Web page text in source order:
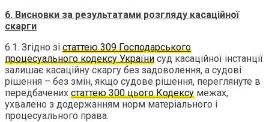
6. Висновки за результатами розгляду касаційної
скарги
6.1. Згідно зі статтею 309 Господарського
процесуального кодексу України суд касаційної інстанції
залишає касаційну скаргу без задоволення, а судові
рішення – без змін, якщо судове рішення, переглянуте в
передбачених статтею 300 цього Кодексу межах,
ухвалено з додержанням норм матеріального і
процесуального права.